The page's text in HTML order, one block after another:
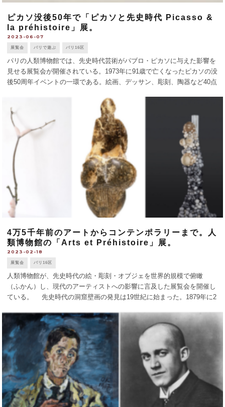
ピカソ没後50年で「ピカソと先史時代 Picasso &
la préhistoire」展。
2023-06-07
展覧会 パリで遊ぶ パリ16区
パリの人類博物館では、先史時代芸術がパブロ・ピカソに与えた影響を
見せる展覧会が開催されている。1973年に91歳で亡くなったピカソの没
後50周年イベントの一環である。絵画、デッサン、彫刻、陶器など40点
4万5千年前のアートからコンテンポラリーまで。人
類博物館の「Arts et Préhistoire」展。
2023-02-18
展覧会 パリ16区
人類博物館が、先史時代の絵・彫刻・オブジェを世界的規模で俯瞰
（ふかん）し、現代のアーティストへの影響に言及した展覧会を開催し
ている。 先史時代の洞窟壁画の発見は19世紀に始まった。1879年に2
ラスコーの [...]